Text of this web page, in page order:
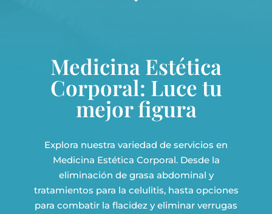
Medicina Estética
Corporal: Luce tu
mejor figura
Explora nuestra variedad de servicios en
Medicina Estética Corporal. Desde la
eliminación de grasa abdominal y
tratamientos para la celulitis, hasta opciones
para combatir la flacidez y eliminar verrugas